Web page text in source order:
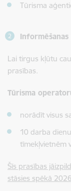
Tūrisma
Lai tirgus kļūtu
prasības.
Tūrisma
norādīt visus
10 darba
tīmekļvietnēm
Šīs prasības
stāsies spēkā